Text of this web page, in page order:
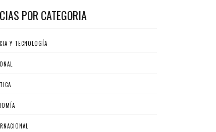
POR CATEGORIA
Y TECNOLOGÍA